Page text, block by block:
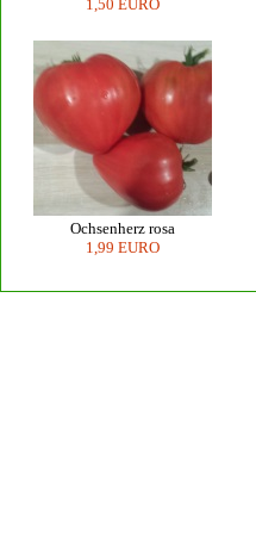
1,50 EURO
Ochsenherz rosa
1,99 EURO